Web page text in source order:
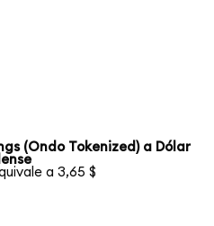
(Ondo Tokenized) a Dólar
a 3,65 $